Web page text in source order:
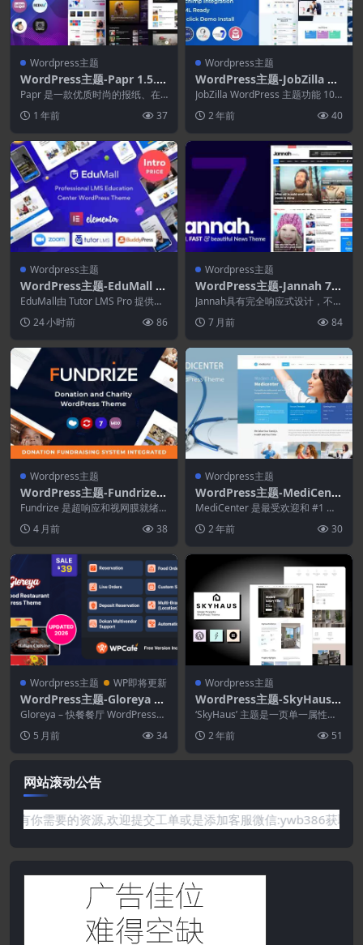
Wordpress主题
WordPress主题-Papr 1.5.1
–新闻杂志WordPress主题
Papr 是一款优质时尚的报纸、在
主题，...
1 年前 37
Wordpress主题
WordPress主题-JobZilla 1.
8–求职板WordPress主题
JobZilla WordPress 主题功能 10
2 年前 40
Wordpress主题
WordPress主题-EduMall 4.
7.0–专业LMS教育中心Word
Press主题
EduMall由 Tutor LMS Pro 提供支
24 小时前 86
Wordpress主题
WordPress主题-Jannah 7.
6.4–报纸杂志新闻BuddyPre
ss AMP
Jannah具有完全响应式设计，不仅
最新移动设备的...
7 月前 84
Wordpress主题
WordPress主题-Fundrize
1.41.0–响应式捐赠和慈善Wo
rdPress主题
Fundrize 是超响应和视网膜就绪
的...4 月前 38
Wordpress主题
WordPress主题-MediCente
r 14.9–健康医疗WordPress
主题
MediCenter 是最受欢迎和 #1 销
2 年前 30
Wordpress主题 WP即将更新
WordPress主题-Gloreya 2.
0.10–食品订购和配送餐厅W
ordPress主题
Gloreya – 快餐餐厅 WordPress
主题 是一款现代专业的餐厅 W...
5 月前 34
Wordpress主题
WordPress主题-SkyHaus
1.4—单一属性一页主题
‘SkyHaus’ 主题是一页单一属性主
题的完美解决方案。在这个主题的
帮助下，将...
2 年前 51
网站滚动公告
要的资源,欢迎提交工单或是添加客服微信:ywb386获取帮助！